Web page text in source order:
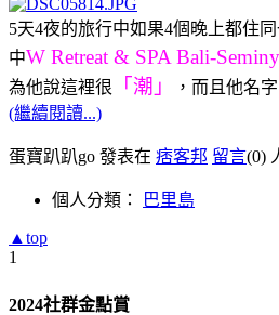
5天4夜的旅行中如果4個晚上都住
中W Retreat & SPA Bali-
為他說這裡很
「潮」 ， 而且他名
(繼續閱讀...)
蛋寶趴趴go 發表在 痞客邦 留言(0)
個人分類： 巴里島
▲top
1
2024社群金點賞